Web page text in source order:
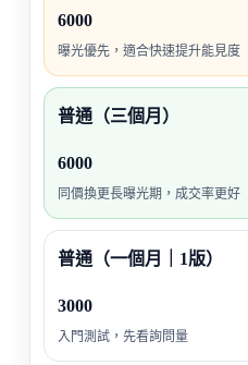
6000
曝光優先，適合快速提升能見度
普通（三個月）
6000
同價換更長曝光期，成交率更好
普通（一個月｜1版）
3000
入門測試，先看詢問量